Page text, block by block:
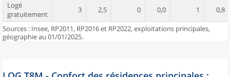
Logé
gratuitement
3 2,5 0 0,0 1 0,8
Sources : Insee, RP2011, RP2016 et RP2022, exploitations principales,
géographie au 01/01/2025.